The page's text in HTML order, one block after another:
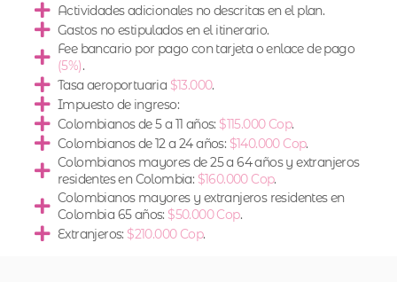
Actividades adicionales no descritas en el plan.
Gastos no estipulados en el itinerario.
Fee bancario por pago con tarjeta o enlace de pago
(5%).
Tasa aeroportuaria $13.000.
Impuesto de ingreso:
Colombianos de 5 a 11 años: $115.000 Cop.
Colombianos de 12 a 24 años: $140.000 Cop.
Colombianos mayores de 25 a 64 años y extranjeros
residentes en Colombia: $160.000 Cop.
Colombianos mayores y extranjeros residentes en
Colombia 65 años: $50.000 Cop.
Extranjeros: $210.000 Cop.